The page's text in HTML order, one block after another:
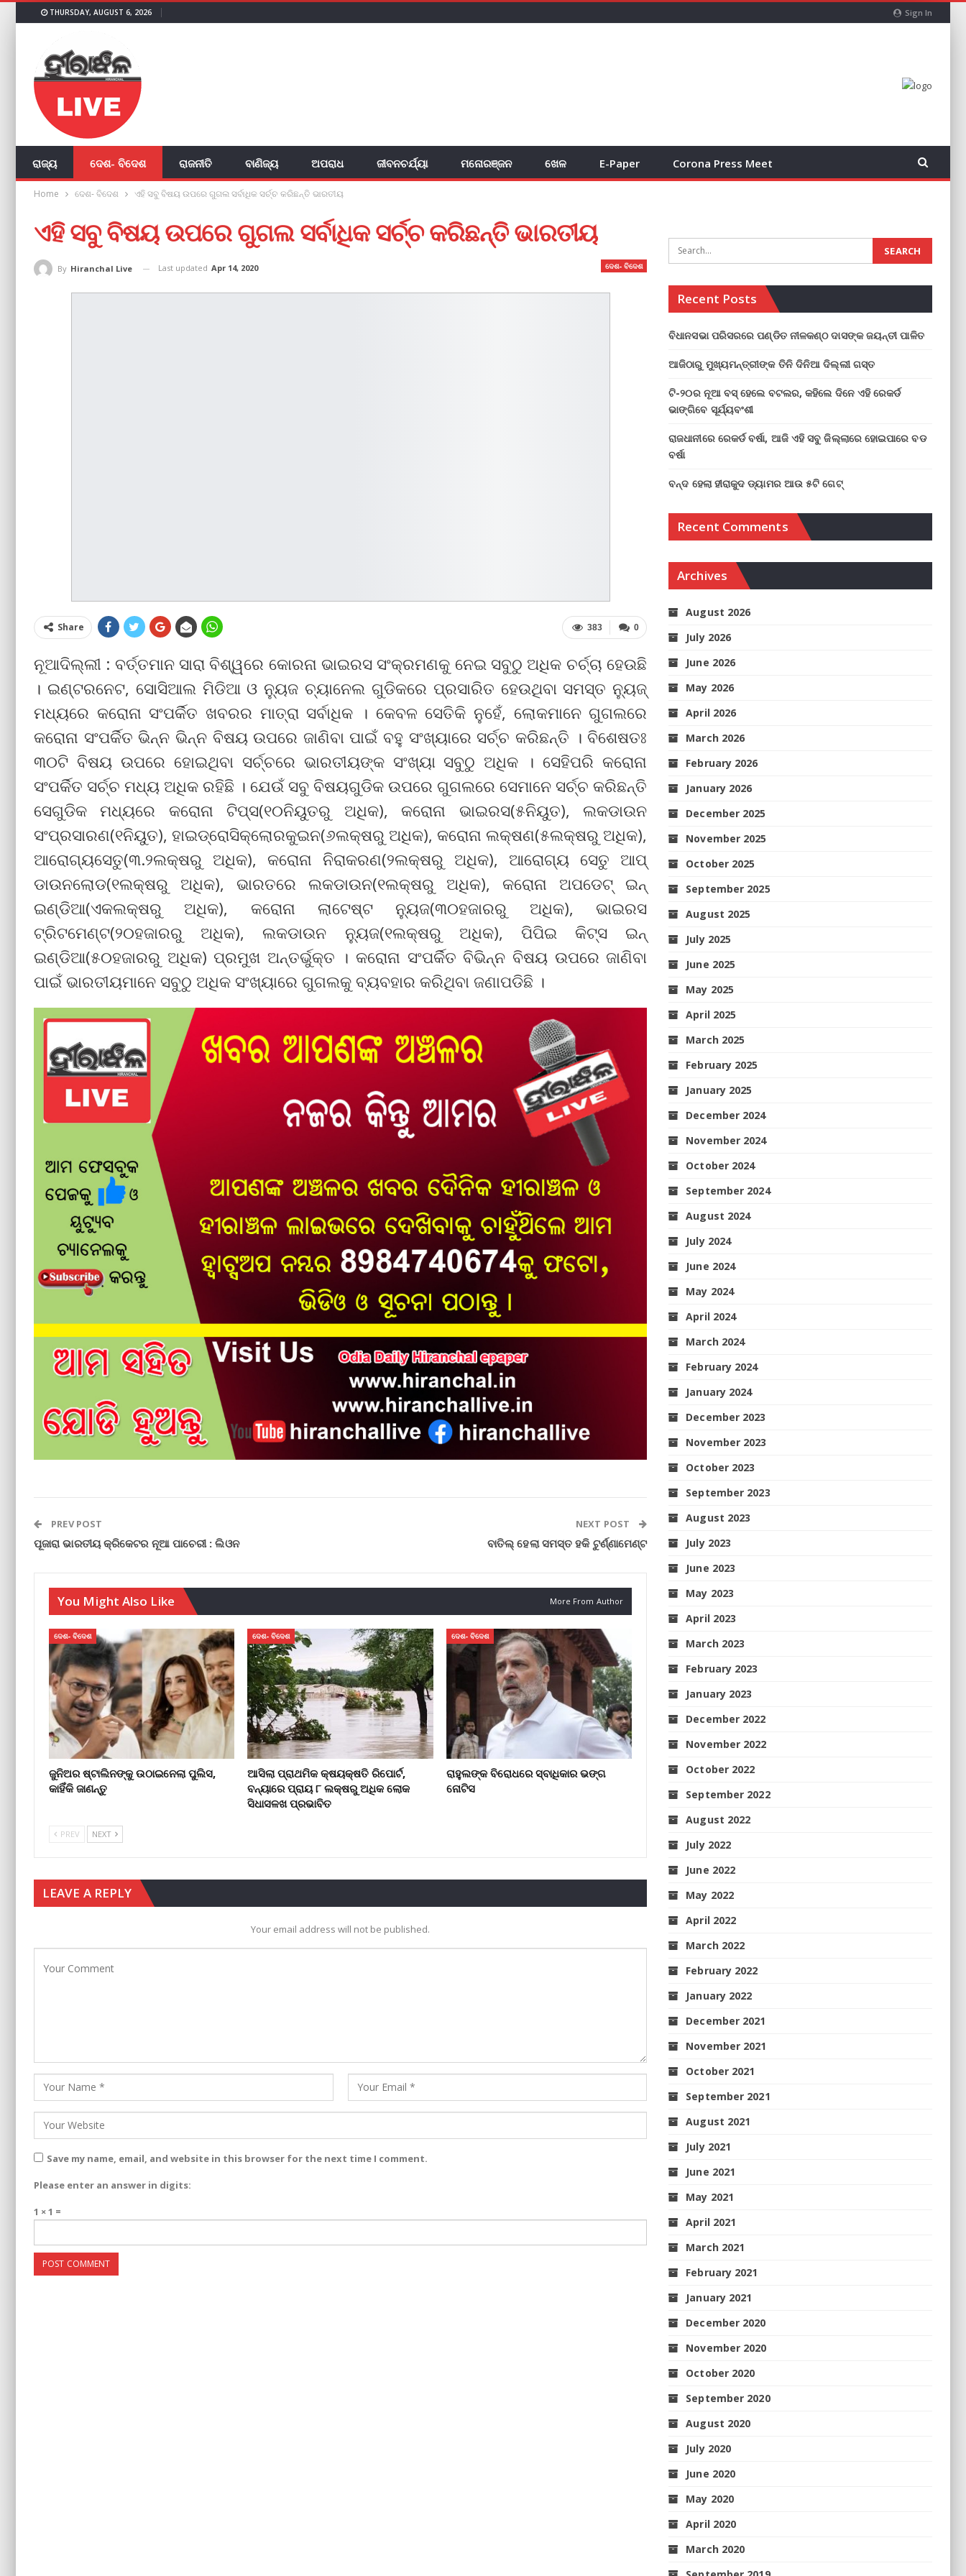
Sign In
THURSDAY, AUGUST 6, 2026
ରାଜ୍ୟ ଦେଶ- ବିଦେଶ ରାଜନୀତି ବାଣିଜ୍ୟ ଅପରାଧ ଜୀବନଚର୍ଯ୍ୟା ମନୋରଞ୍ଜନ ଖେଳ E-Paper Corona Press Meet
Home ଦେଶ- ବିଦେଶ ଏହି ସବୁ ବିଷୟ ଉପରେ ଗୁଗଲ ସର୍ବାଧିକ ସର୍ଚ୍ଚ କରିଛନ୍ତି ଭାରତୀୟ
ଏହି ସବୁ ବିଷୟ ଉପରେ ଗୁଗଲ ସର୍ବାଧିକ ସର୍ଚ୍ଚ କରିଛନ୍ତି ଭାରତୀୟ
ଦେଶ- ବିଦେଶ
By Hiranchal Live Last updated Apr 14, 2020
0
383
Share
ନୂଆଦିଲ୍ଲୀ : ବର୍ତ୍ତମାନ ସାରା ବିଶ୍ୱରେ କୋରନା ଭାଇରସ ସଂକ୍ରମଣକୁ ନେଇ ସବୁଠୁ ଅଧିକ ଚର୍ଚ୍ଚା ହେଉଛି
। ଇଣ୍ଟରନେଟ, ସୋସିଆଲ ମିଡିଆ ଓ ନ୍ୟୁଜ ଚ୍ୟାନେଲ ଗୁଡିକରେ ପ୍ରସାରିତ ହେଉଥିବା ସମସ୍ତ ନ୍ୟୁଜ୍
ମଧ୍ୟରେ କରୋନା ସଂପର୍କିତ ଖବରର ମାତ୍ରା ସର୍ବାଧିକ । କେବଳ ସେତିକି ନୁହେଁ, ଲୋକମାନେ ଗୁଗଲରେ
କରୋନା ସଂପର୍କିତ ଭିନ୍ନ ଭିନ୍ନ ବିଷୟ ଉପରେ ଜାଣିବା ପାଇଁ ବହୁ ସଂଖ୍ୟାରେ ସର୍ଚ୍ଚ କରିଛନ୍ତି । ବିଶେଷତଃ
୩୦ଟି ବିଷୟ ଉପରେ ହୋଇଥିବା ସର୍ଚ୍ଚରେ ଭାରତୀୟଙ୍କ ସଂଖ୍ୟା ସବୁଠୁ ଅଧିକ । ସେହିପରି କରୋନା
ସଂପର୍କିତ ସର୍ଚ୍ଚ ମଧ୍ୟ ଅଧିକ ରହିଛି । ଯେଉଁ ସବୁ ବିଷୟଗୁଡିକ ଉପରେ ଗୁଗଲରେ ସେମାନେ ସର୍ଚ୍ଚ କରିଛନ୍ତି
ସେଗୁଡିକ ମଧ୍ୟରେ କରୋନା ଟିପ୍ସ(୧୦ନିୟୁତରୁ ଅଧିକ), କରୋନା ଭାଇରସ(୫ନିୟୁତ), ଲକଡାଉନ
ସଂପ୍ରସାରଣ(୧ନିୟୁତ), ହାଇଡ୍ରୋସିକ୍ଲୋରକୁଇନ(୬ଲକ୍ଷରୁ ଅଧିକ), କରୋନା ଲକ୍ଷଣ(୫ଲକ୍ଷରୁ ଅଧିକ),
ଆରୋଗ୍ୟସେତୁ(୩.୨ଲକ୍ଷରୁ ଅଧିକ), କରୋନା ନିରାକରଣ(୨ଲକ୍ଷରୁ ଅଧିକ), ଆରୋଗ୍ୟ ସେତୁ ଆପ୍
ଡାଉନଲୋଡ(୧ଲକ୍ଷରୁ ଅଧିକ), ଭାରତରେ ଲକଡାଉନ(୧ଲକ୍ଷରୁ ଅଧିକ), କରୋନା ଅପଡେଟ୍ ଇନ୍
ଇଣ୍ଡିଆ(ଏକଲକ୍ଷରୁ ଅଧିକ), କରୋନା ଲାଟେଷ୍ଟ ନ୍ୟୁଜ(୩୦ହଜାରରୁ ଅଧିକ), ଭାଇରସ
ଟ୍ରିଟମେଣ୍ଟ(୨୦ହଜାରରୁ ଅଧିକ), ଲକଡାଉନ ନ୍ୟୁଜ(୧ଲକ୍ଷରୁ ଅଧିକ), ପିପିଇ କିଟ୍ସ ଇନ୍
ଇଣ୍ଡିଆ(୫୦ହଜାରରୁ ଅଧିକ) ପ୍ରମୁଖ ଅନ୍ତର୍ଭୁକ୍ତ । କରୋନା ସଂପର୍କିତ ବିଭିନ୍ନ ବିଷୟ ଉପରେ ଜାଣିବା
ପାଇଁ ଭାରତୀୟମାନେ ସବୁଠୁ ଅଧିକ ସଂଖ୍ୟାରେ ଗୁଗଲକୁ ବ୍ୟବହାର କରିଥିବା ଜଣାପଡିଛି ।
PREV POST
ପୂଜାରା ଭାରତୀୟ କ୍ରିକେଟର ନୂଆ ପାଚେରୀ : ଲିଓନ
NEXT POST
ବାତିଲ୍ ହେଲା ସମସ୍ତ ହକି ଟୁର୍ଣ୍ଣାମେଣ୍ଟ
You Might Also Like More From Author
ଦେଶ- ବିଦେଶ
ଜୁନିଅର ଷ୍ଟାଲିନଙ୍କୁ ଉଠାଇନେଲା ପୁଲିସ,
କାହିଁକି ଜାଣନ୍ତୁ
ଦେଶ- ବିଦେଶ
ଆସିଲା ପ୍ରାଥମିକ କ୍ଷୟକ୍ଷତି ରିପୋର୍ଟ,
ବନ୍ୟାରେ ପ୍ରାୟ ୮ ଲକ୍ଷରୁ ଅଧିକ ଲୋକ
ସିଧାସଳଖ ପ୍ରଭାବିତ
ଦେଶ- ବିଦେଶ
ରାହୁଲଙ୍କ ବିରୋଧରେ ସ୍ବାଧିକାର ଭଙ୍ଗ
ନୋଟିସ
PREV NEXT
LEAVE A REPLY
Your email address will not be published.
Save my name, email, and website in this browser for the next time I comment.
Please enter an answer in digits:
1 × 1 =
Recent Posts
ବିଧାନସଭା ପରିସରରେ ପଣ୍ଡିତ ନୀଳକଣ୍ଠ ଦାସଙ୍କ ଜୟନ୍ତୀ ପାଳିତ
ଆଜିଠାରୁ ମୁଖ୍ୟମନ୍ତ୍ରୀଙ୍କ ତିନି ଦିନିଆ ଦିଲ୍ଲୀ ଗସ୍ତ
ଟି-୨୦ର ନୂଆ ବସ୍ ହେଲେ ବଟଲର, କହିଲେ ଦିନେ ଏହି ରେକର୍ଡ
ଭାଙ୍ଗିବେ ସୂର୍ଯ୍ୟବଂଶୀ
ରାଜଧାନୀରେ ରେକର୍ଡ ବର୍ଷା, ଆଜି ଏହି ସବୁ ଜିଲ୍ଲାରେ ହୋଇପାରେ ବଡ
ବର୍ଷା
ବନ୍ଦ ହେଲା ହୀରାକୁଦ ଡ୍ୟାମର ଆଉ ୫ଟି ଗେଟ୍
Recent Comments
Archives
August 2026
July 2026
June 2026
May 2026
April 2026
March 2026
February 2026
January 2026
December 2025
November 2025
October 2025
September 2025
August 2025
July 2025
June 2025
May 2025
April 2025
March 2025
February 2025
January 2025
December 2024
November 2024
October 2024
September 2024
August 2024
July 2024
June 2024
May 2024
April 2024
March 2024
February 2024
January 2024
December 2023
November 2023
October 2023
September 2023
August 2023
July 2023
June 2023
May 2023
April 2023
March 2023
February 2023
January 2023
December 2022
November 2022
October 2022
September 2022
August 2022
July 2022
June 2022
May 2022
April 2022
March 2022
February 2022
January 2022
December 2021
November 2021
October 2021
September 2021
August 2021
July 2021
June 2021
May 2021
April 2021
March 2021
February 2021
January 2021
December 2020
November 2020
October 2020
September 2020
August 2020
July 2020
June 2020
May 2020
April 2020
March 2020